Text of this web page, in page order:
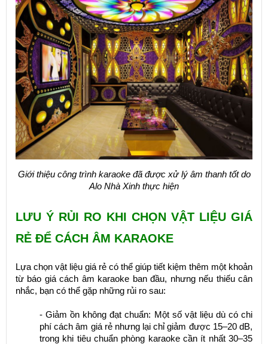
Giới thiệu công trình karaoke đã được xử lý âm thanh tốt do
Alo Nhà Xinh thực hiện
LƯU Ý RỦI RO KHI CHỌN VẬT LIỆU GIÁ
RẺ ĐỂ CÁCH ÂM KARAOKE
Lựa chọn vật liệu giá rẻ có thể giúp tiết kiệm thêm một khoản
từ báo giá cách âm karaoke ban đầu, nhưng nếu thiếu cân
nhắc, bạn có thể gặp những rủi ro sau:
- Giảm ồn không đạt chuẩn: Một số vật liệu dù có chi
phí cách âm giá rẻ nhưng lại chỉ giảm được 15–20 dB,
trong khi tiêu chuẩn phòng karaoke cần ít nhất 30–35